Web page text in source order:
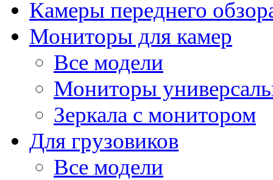
Камеры переднего
Мониторы для камер
Все модели
Мониторы
Зеркала с монитором
Для грузовиков
Все модели